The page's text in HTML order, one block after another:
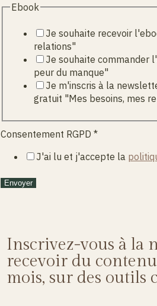
Ebook
Je souhaite recevoir
relations"
Je souhaite commander
peur du manque"
Je m'inscris à la
gratuit "Mes besoins, mes
Consentement RGPD *
J'ai lu et j'accepte la
Envoyer
Inscrivez-vous à la
recevoir du
mois, sur des outils